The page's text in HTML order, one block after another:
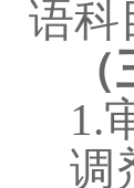
语科
1.
调